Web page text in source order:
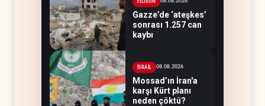
FİLİSTİN
Gazze’de ‘ateşkes’
sonrası 1.257 can
kaybı
İSRAİL 08.08.2026
Mossad’ın İran'a
karşı Kürt planı
neden çöktü?